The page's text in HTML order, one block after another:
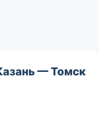
— Томск